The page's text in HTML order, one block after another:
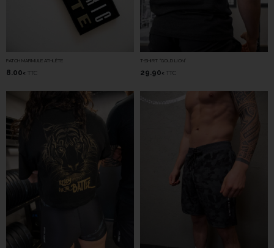
PATCH MARMULE ATHLÈTE
8.00 € TTC
T-SHIRT “GOLD LION”
29.90 € TTC